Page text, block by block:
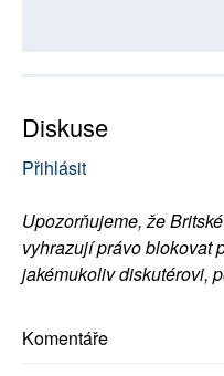
Diskuse
Přihlásit
Upozorňujeme, že
vyhrazují právo blokovat
jakémukoliv diskutérovi,
Komentáře